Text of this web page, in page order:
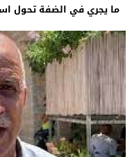
ما يجري في الضفة تحول